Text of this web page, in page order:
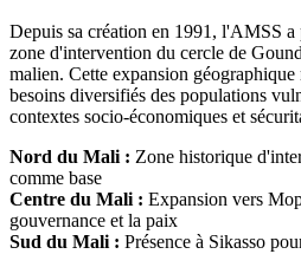
Depuis sa création en 1991, l'AMSS a
zone d'intervention du cercle de
malien. Cette expansion
besoins diversifiés des populations
contextes socio-économiques et
Nord du Mali : Zone historique
comme base
Centre du Mali : Expansion vers
gouvernance et la paix
Sud du Mali : Présence à Sikasso